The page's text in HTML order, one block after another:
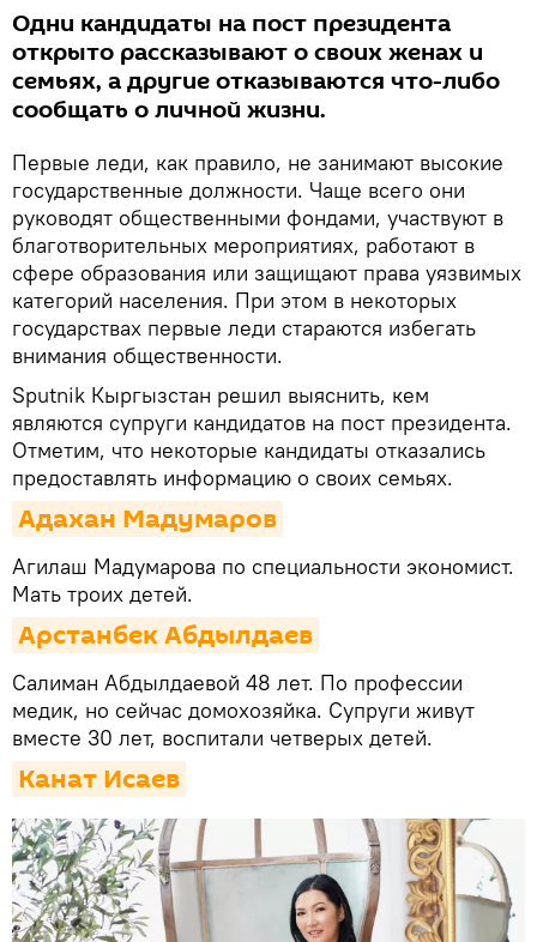
Одни кандидаты на пост президента
открыто рассказывают о своих женах и
семьях, а другие отказываются что-либо
сообщать о личной жизни.
Первые леди, как правило, не занимают высокие
государственные должности. Чаще всего они
руководят общественными фондами, участвуют в
благотворительных мероприятиях, работают в
сфере образования или защищают права уязвимых
категорий населения. При этом в некоторых
государствах первые леди стараются избегать
внимания общественности.
Sputnik Кыргызстан решил выяснить, кем
являются супруги кандидатов на пост президента.
Отметим, что некоторые кандидаты отказались
предоставлять информацию о своих семьях.
Адахан Мадумаров
Агилаш Мадумарова по специальности экономист.
Мать троих детей.
Арстанбек Абдылдаев
Салиман Абдылдаевой 48 лет. По профессии
медик, но сейчас домохозяйка. Супруги живут
вместе 30 лет, воспитали четверых детей.
Канат Исаев